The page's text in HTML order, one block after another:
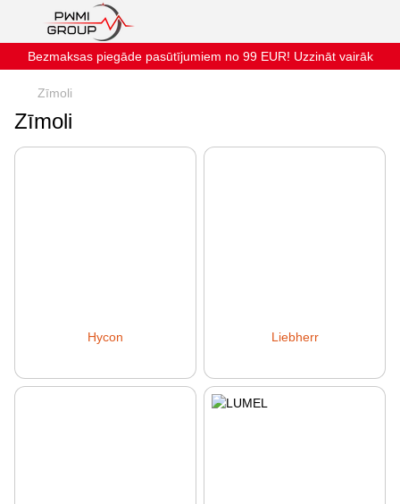
Bezmaksas piegāde pasūtījumiem no 99 EUR! Uzzināt vairāk
Zīmoli
Zīmoli
Hycon Liebherr